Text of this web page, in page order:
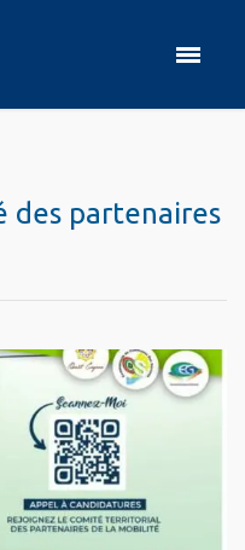
des partenaires